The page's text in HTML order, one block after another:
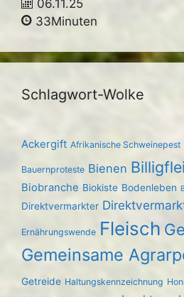
06.11.25
33Minuten
Schlagwort-Wolke
Ackergift Afrikanische Schweinepest
Bauernproteste Bienen
Biobranche Biokiste Bodenleben
Direktvermarkter
Ernährungswende Fleisch
Gemeinsame
Getreide Haltungskennzeichnung